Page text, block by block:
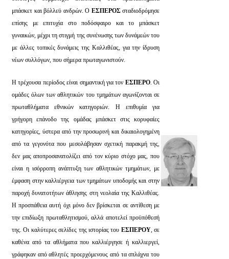
μπάσκετ και βόλλεϋ ανδρών. Ο ΕΣΠΕΡΟΣσταδιοδρόμησε
επίσης με επιτυχία στο ποδόσφαιρο και το μπάσκετ
γυναικών, μέχρι τη στιγμή της συνένωσης των δυνάμεών του
με άλλες τοπικές δυνάμεις της Καλλιθέας, για την ίδρυση
νέων συλλόγων, που σήμερα πρωταγωνιστούν.
Η τρέχουσα περίοδος είναι σημαντική για τον ΕΣΠΕΡΟ. Οι
ομάδες όλων των αθλητικών του τμημάτων αγωνίζονται σε
πρωταθλήματα εθνικών κατηγοριών. Η επιθυμία για
γρήγορη επάνοδο της ομάδας μπάσκετ στις κορυφαίες
κατηγορίες, ύστερα από την προσωρινή και δικαιολογημένη
από τα γεγονότα που μεσολάβησαν σχετική παρακμή της,
δεν μας αποπροσανατολίζει από τον κύριο στόχο μας, που
είναι η ισόρροπη ανάπτυξη των αθλητικών τμημάτων, με
έμφαση στην καλλιέργεια των τμημάτων υποδομής και στην
παροχή δυνατοτήτων άθλησης στη νεολαία της Καλλιθέας.
Η προσπάθεια αυτή όχι μόνο δεν βρίσκεται σε αντίθεση με
την επιδίωξη πρωταθλητισμού, αλλά αποτελεί προϋπόθεσή
της. Οι καλύτερες σελίδες της ιστορίας του ΕΣΠΕΡΟΥ, σε
καθένα από τα αθλήματα που καλλιέργησε ή καλλιεργεί,
γράφηκαν από αθλητές προερχόμενους από τα σπλάχνα του